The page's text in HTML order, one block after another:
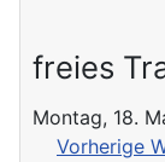
freies
Montag, 18.
Vorherige